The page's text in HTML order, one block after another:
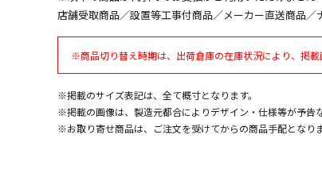
店舗受取商品／設置等工事付商品／メーカー直送商品／
※商品切り替え時期は、出荷倉庫の在庫状況により、掲
※掲載のサイズ表記は、全て概寸となります。
※掲載の画像は、製造元都合によりデザイン・仕様等が予告
※お取り寄せ商品は、ご注文を受けてからの商品手配となり